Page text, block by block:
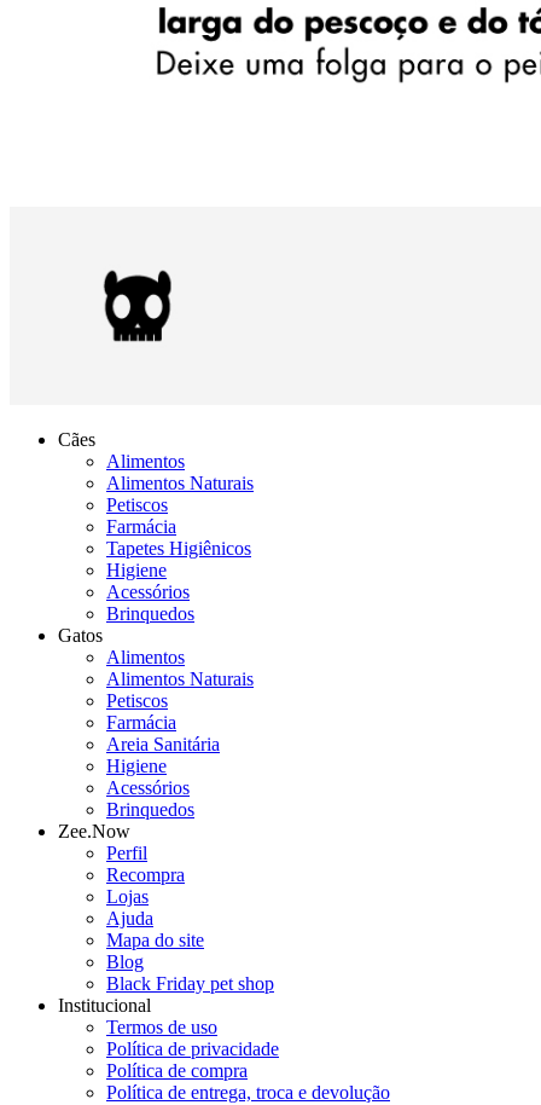
Cães
Alimentos
Alimentos Naturais
Petiscos
Farmácia
Tapetes Higiênicos
Higiene
Acessórios
Brinquedos
Gatos
Alimentos
Alimentos Naturais
Petiscos
Farmácia
Areia Sanitária
Higiene
Acessórios
Brinquedos
Zee.Now
Perfil
Recompra
Lojas
Ajuda
Mapa do site
Blog
Black Friday pet shop
Institucional
Termos de uso
Política de privacidade
Política de compra
Política de entrega, troca e devolução